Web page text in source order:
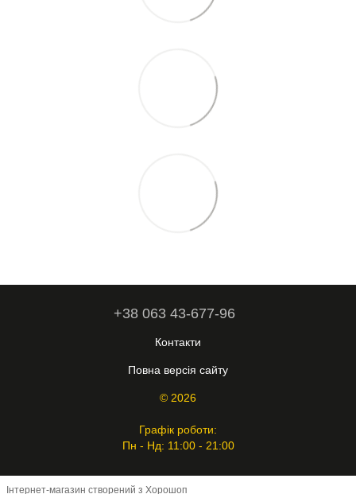
+38 063 43-677-96
Контакти
Повна версія сайту
© 2026
Графік роботи:
Пн - Нд: 11:00 - 21:00
Інтернет-магазин створений з Хорошоп